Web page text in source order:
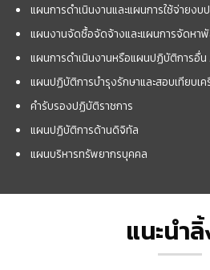
แผนการดำเนินงานและแผนการใช้จ่ายงบ
แผนงานจัดซื้อจัดจ้างและแผนการจัดหา
แผนการดำเนินงานหรือแผนปฏิบัติการอื่น
แผนปฏิบัติการบำรุงรักษาและสอบเทียบเ
คำรับรองปฏิบัติราชการ
แผนปฏิบัติการด้านดิจิทัล
แผนบริหารทรัพยากรบุคคล
แนะนำ